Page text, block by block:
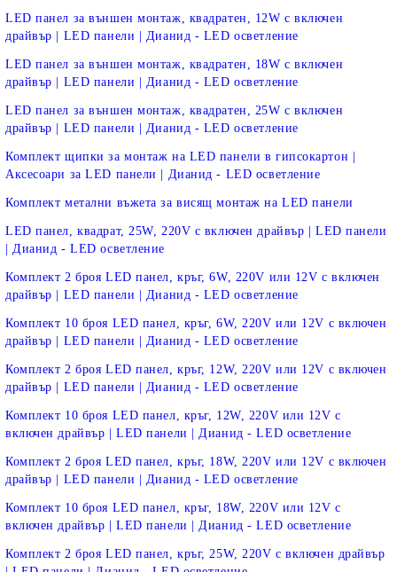
LED панел за външен монтаж, квадратен, 12W с включен
драйвър | LED панели | Дианид - LED осветление
LED панел за външен монтаж, квадратен, 18W с включен
драйвър | LED панели | Дианид - LED осветление
LED панел за външен монтаж, квадратен, 25W с включен
драйвър | LED панели | Дианид - LED осветление
Комплект щипки за монтаж на LED панели в гипсокартон |
Аксесоари за LED панели | Дианид - LED осветление
Комплект метални въжета за висящ монтаж на LED панели
LED панел, квадрат, 25W, 220V с включен драйвър | LED панели
| Дианид - LED осветление
Комплект 2 броя LED панел, кръг, 6W, 220V или 12V с включен
драйвър | LED панели | Дианид - LED осветление
Комплект 10 броя LED панел, кръг, 6W, 220V или 12V с включен
драйвър | LED панели | Дианид - LED осветление
Комплект 2 броя LED панел, кръг, 12W, 220V или 12V с включен
драйвър | LED панели | Дианид - LED осветление
Комплект 10 броя LED панел, кръг, 12W, 220V или 12V с
включен драйвър | LED панели | Дианид - LED осветление
Комплект 2 броя LED панел, кръг, 18W, 220V или 12V с включен
драйвър | LED панели | Дианид - LED осветление
Комплект 10 броя LED панел, кръг, 18W, 220V или 12V с
включен драйвър | LED панели | Дианид - LED осветление
Комплект 2 броя LED панел, кръг, 25W, 220V с включен драйвър